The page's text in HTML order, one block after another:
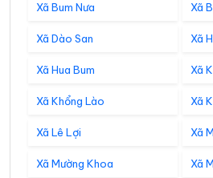
Xã Bum Nưa Xã
Xã Dào San Xã
Xã Hua Bum Xã
Xã Khổng Lào Xã
Xã Lê Lợi Xã
Xã Mường Khoa Xã